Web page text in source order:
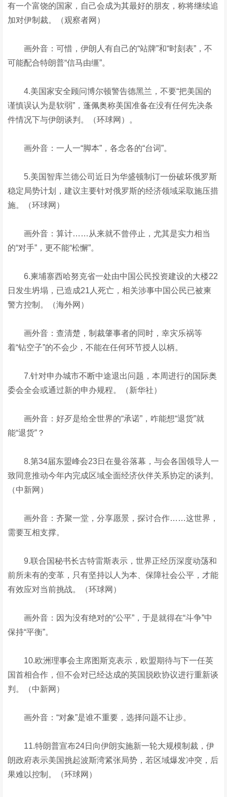
有一个富饶的国家，自己会成为其最好的朋友，称将继续追
加对伊制裁。（观察者网）
画外音：可惜，伊朗人有自己的“站牌”和“时刻表”，不
可能配合特朗普“信马由缰”。
4.美国家安全顾问博尔顿警告德黑兰，不要“把美国的
谨慎误认为是软弱”，蓬佩奥称美国准备在没有任何先决条
件情况下与伊朗谈判。（环球网）。
画外音：一人一“脚本”，各念各的“台词”。
5.美国智库兰德公司近日为华盛顿制订一份破坏俄罗斯
稳定局势计划，建议主要针对俄罗斯的经济领域采取施压措
施。（环球网）
画外音：算计……从来就不曾停止，尤其是实力相当
的“对手”，更不能“松懈”。
6.柬埔寨西哈努克省一处由中国公民投资建设的大楼22
日发生坍塌，已造成21人死亡，相关涉事中国公民已被柬
警方控制。（海外网）
画外音：查清楚，制裁肇事者的同时，幸灾乐祸等
着“钻空子”的不会少，不能在任何环节授人以柄。
7.针对申办城市不断中途退出问题，本周进行的国际奥
委会全会或通过新的申办规程。（新华社）
画外音：好歹是给全世界的“承诺”，咋能想“退货”就
能“退货”？
8.第34届东盟峰会23日在曼谷落幕，与会各国领导人一
致同意推动今年内完成区域全面经济伙伴关系协定的谈判。
（中新网）
画外音：齐聚一堂，分享愿景，探讨合作……这世界，
需要互相支撑。
9.联合国秘书长古特雷斯表示，世界正经历深度动荡和
前所未有的变革，只有坚持以人为本、保障社会公平，才能
有效应对当前挑战。（环球网）
画外音：因为没有绝对的“公平”，于是就得在“斗争”中
保持“平衡”。
10.欧洲理事会主席图斯克表示，欧盟期待与下一任英
国首相合作，但不会对已经达成的英国脱欧协议进行重新谈
判。（中新网）
画外音：“对象”是谁不重要，选择问题不让步。
11.特朗普宣布24日向伊朗实施新一轮大规模制裁，伊
朗政府表示美国挑起波斯湾紧张局势，若区域爆发冲突，后
果难以控制。（环球网）